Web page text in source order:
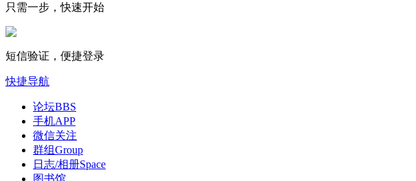
只需一步，快速开始
短信验证，便捷登录
快捷导航
论坛BBS
手机APP
微信关注
群组Group
日志/相册Space
图书馆